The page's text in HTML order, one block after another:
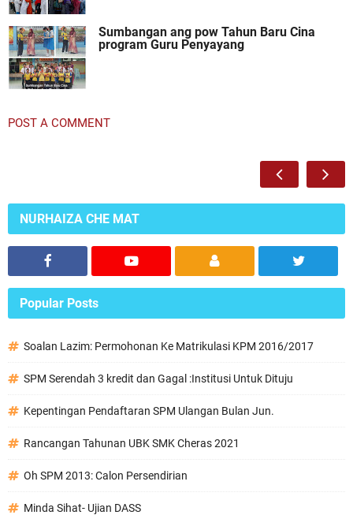
Sumbangan ang pow Tahun Baru Cina
program Guru Penyayang
POST A COMMENT
NURHAIZA CHE MAT
Popular Posts
Soalan Lazim: Permohonan Ke Matrikulasi KPM 2016/2017
SPM Serendah 3 kredit dan Gagal :Institusi Untuk Dituju
Kepentingan Pendaftaran SPM Ulangan Bulan Jun.
Rancangan Tahunan UBK SMK Cheras 2021
Oh SPM 2013: Calon Persendirian
Minda Sihat- Ujian DASS